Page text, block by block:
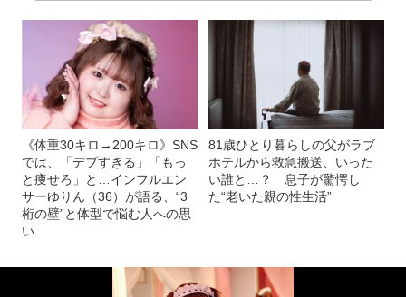
《体重30キロ→200キロ》SNS
では、「デブすぎる」「もっ
と痩せろ」と…インフルエン
サーゆりん（36）が語る、“3
桁の壁”と体型で悩む人への思
い
81歳ひとり暮らしの父がラブ
ホテルから救急搬送、いった
い誰と…？ 息子が驚愕し
た“老いた親の性生活”